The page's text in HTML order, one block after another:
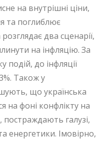
на внутрішні ціни,
та поглиблює
два сценарії,
на інфляцію. За
подій, до інфляції
Також у
що українська
на фоні конфлікту на
галузі,
енергетики. Імовірно,